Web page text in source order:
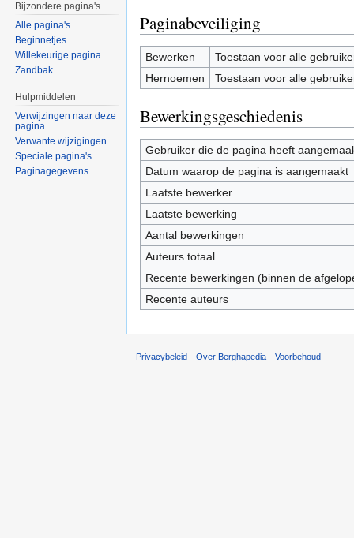
Paginabeveiliging
Bewerken
Toestaan voor alle
Hernoemen
Toestaan voor alle
Bewerkingsgeschiedenis
Gebruiker die de pagina heeft
Datum waarop de pagina is aangemaakt
Laatste bewerker
Laatste bewerking
Aantal bewerkingen
Auteurs totaal
Recente bewerkingen (binnen de
Recente auteurs
Bijzondere pagina's
Alle pagina's
Beginnetjes
Willekeurige pagina
Zandbak
Hulpmiddelen
Verwijzingen naar deze
pagina
Verwante wijzigingen
Speciale pagina's
Paginagegevens
Privacybeleid Over Berghapedia Voorbehoud